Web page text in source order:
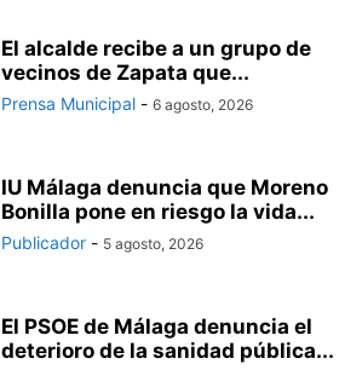
El alcalde recibe a un grupo de
vecinos de Zapata que...
Prensa Municipal - 6 agosto, 2026
IU Málaga denuncia que Moreno
Bonilla pone en riesgo la vida...
Publicador - 5 agosto, 2026
El PSOE de Málaga denuncia el
deterioro de la sanidad pública...